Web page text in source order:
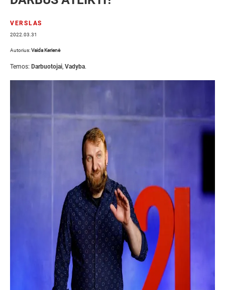
VERSLAS
2022.03.31
Autorius:Vaida Kerienė
Temos: Darbuotojai, Vadyba.